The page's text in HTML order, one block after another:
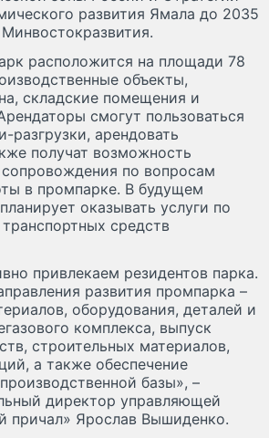
развития Ямала до 2035
расположится на площади 78
объекты,
складские помещения и
смогут пользоваться
разгрузки, арендовать
получат возможность
по вопросам
в промпарке. В будущем
оказывать услуги по
средств
привлекаем резидентов парка.
развития промпарка –
оборудования, деталей и
комплекса, выпуск
строительных материалов,
а также обеспечение
базы», –
директор управляющей
причал» Ярослав Вышиденко.